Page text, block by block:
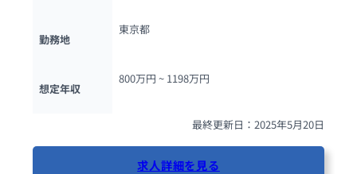
勤務地
東京都
想定年収
800万円 ~ 1198万円
最終更新日：2025年5月20日
求人詳細を見る